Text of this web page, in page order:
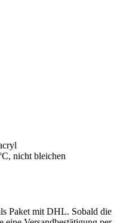
nicht bleichen
Paket mit DHL. Sobald die